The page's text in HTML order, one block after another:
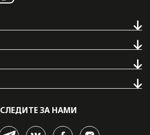
СЛЕДИТЕ ЗА НАМИ